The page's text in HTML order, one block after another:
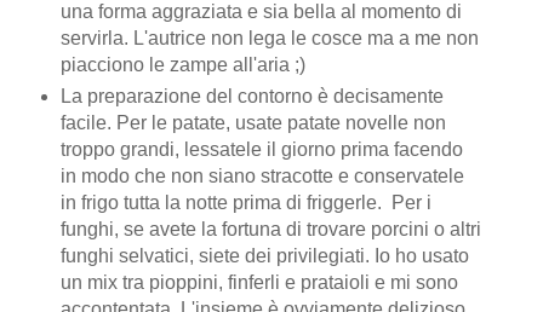
una forma aggraziata e sia bella al momento di
servirla. L'autrice non lega le cosce ma a me non
piacciono le zampe all'aria ;)
La preparazione del contorno è decisamente
facile. Per le patate, usate patate novelle non
troppo grandi, lessatele il giorno prima facendo
in modo che non siano stracotte e conservatele
in frigo tutta la notte prima di friggerle. Per i
funghi, se avete la fortuna di trovare porcini o altri
funghi selvatici, siete dei privilegiati. Io ho usato
un mix tra pioppini, finferli e prataioli e mi sono